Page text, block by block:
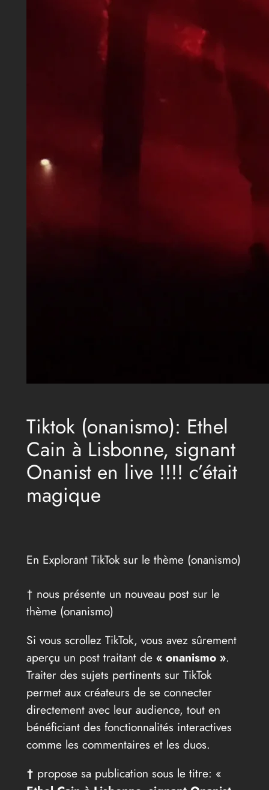
Tiktok (onanismo): Ethel
Cain à Lisbonne, signant
Onanist en live !!!! c’était
magique
En Explorant TikTok sur le thème (onanismo)
† nous présente un nouveau post sur le
thème (onanismo)
Si vous scrollez TikTok, vous avez sûrement
aperçu un post traitant de « onanismo ».
Traiter des sujets pertinents sur TikTok
permet aux créateurs de se connecter
directement avec leur audience, tout en
bénéficiant des fonctionnalités interactives
comme les commentaires et les duos.
† propose sa publication sous le titre: «